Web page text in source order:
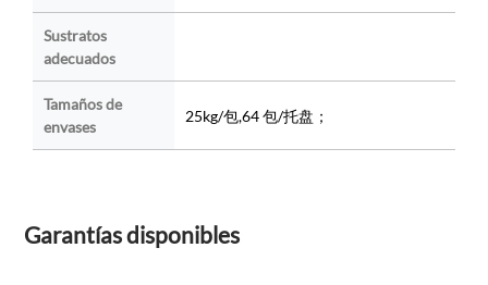
Sustratos
adecuados
Tamaños de
envases
25kg/包,64 包/托盘；
Garantías disponibles